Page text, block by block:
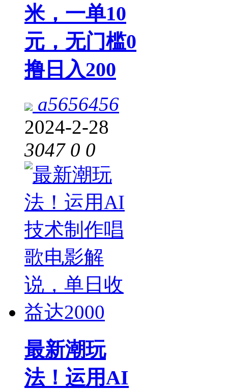
米，一单10
元，无门槛0
撸日入200
a5656456
2024-2-28
3047 0 0
最新潮玩
法！运用AI